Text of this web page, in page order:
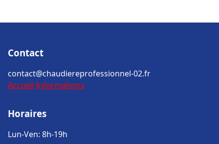
Contact
contact@chaudiereprofessionnel-02.fr
Accueil Informations
Horaires
Lun-Ven: 8h-19h